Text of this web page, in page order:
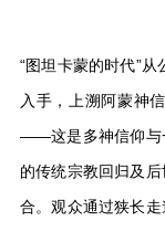
“图坦卡蒙的时代”
入手，上溯阿蒙神
——这是多神信仰与
的传统宗教回归及
合。观众通过狭长